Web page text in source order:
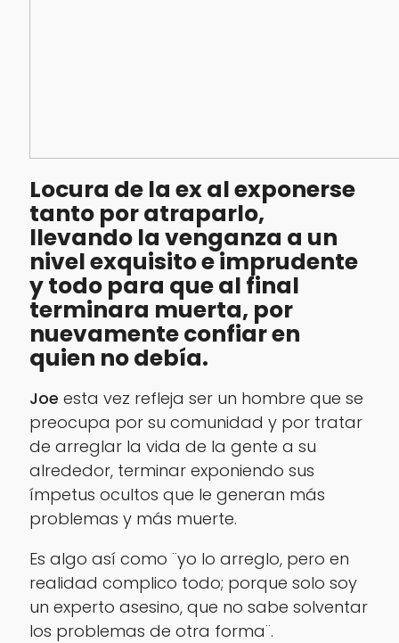
Locura de la ex al exponerse
tanto por atraparlo,
llevando la venganza a un
nivel exquisito e imprudente
y todo para que al final
terminara muerta, por
nuevamente confiar en
quien no debía.
Joe esta vez refleja ser un hombre que se
preocupa por su comunidad y por tratar
de arreglar la vida de la gente a su
alrededor, terminar exponiendo sus
ímpetus ocultos que le generan más
problemas y más muerte.
Es algo así como ¨yo lo arreglo, pero en
realidad complico todo; porque solo soy
un experto asesino, que no sabe solventar
los problemas de otra forma¨.